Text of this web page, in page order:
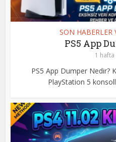
SON HABERLER
PS5 App
1 hafta
PS5 App Dumper Nedir?
PlayStation 5